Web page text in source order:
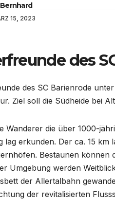
Bernhard
15, 2023
des
des SC Barienrode
Ziel soll die Südheide bei
Wanderer die über 1000-
lag erkunden. Der ca. 15
Bestaunen können
Umgebung werden
der Allertalbahn
der revitalisierten